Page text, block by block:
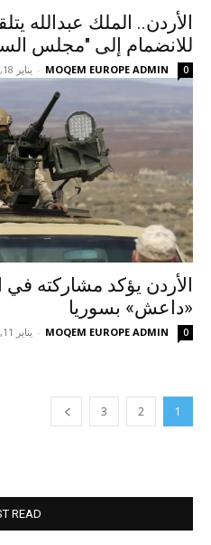
الأردن.. الملك عبدالله
للانضمام إلى "مجلس
MOQEM EUROPE ADMIN
- يناير 18, 2026 0
الأردن يؤكد مشاركته
«داعش» بسوريا
MOQEM EUROPE ADMIN
- يناير 11, 2026 0
1
2
3
READ